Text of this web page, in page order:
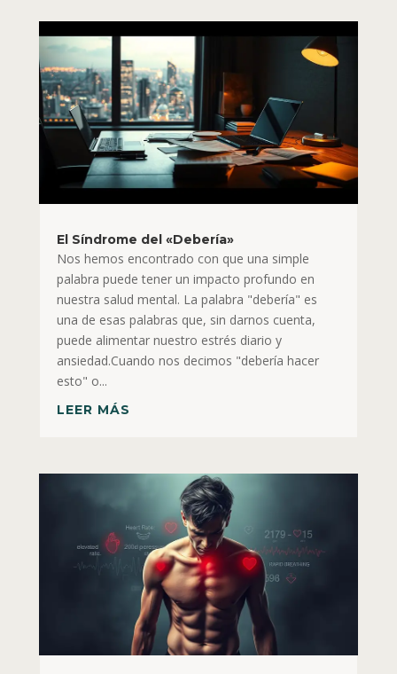
El Síndrome del «Debería»
Nos hemos encontrado con que una simple
palabra puede tener un impacto profundo en
nuestra salud mental. La palabra "debería" es
una de esas palabras que, sin darnos cuenta,
puede alimentar nuestro estrés diario y
ansiedad.Cuando nos decimos "debería hacer
esto" o...
LEER MÁS